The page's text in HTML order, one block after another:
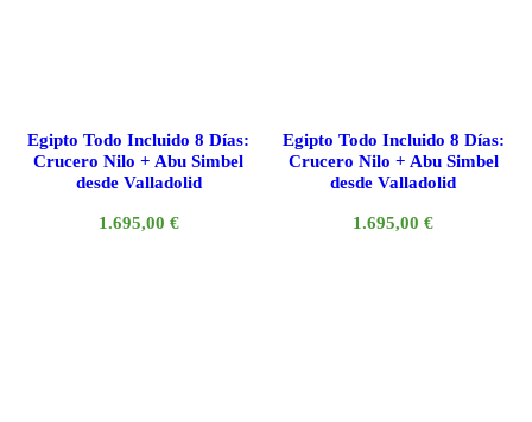
Egipto Todo Incluido 8 Días:
Crucero Nilo + Abu Simbel
desde Valladolid
1.695,00 €
Egipto Todo Incluido 8 Días:
Crucero Nilo + Abu Simbel
desde Valladolid
1.695,00€